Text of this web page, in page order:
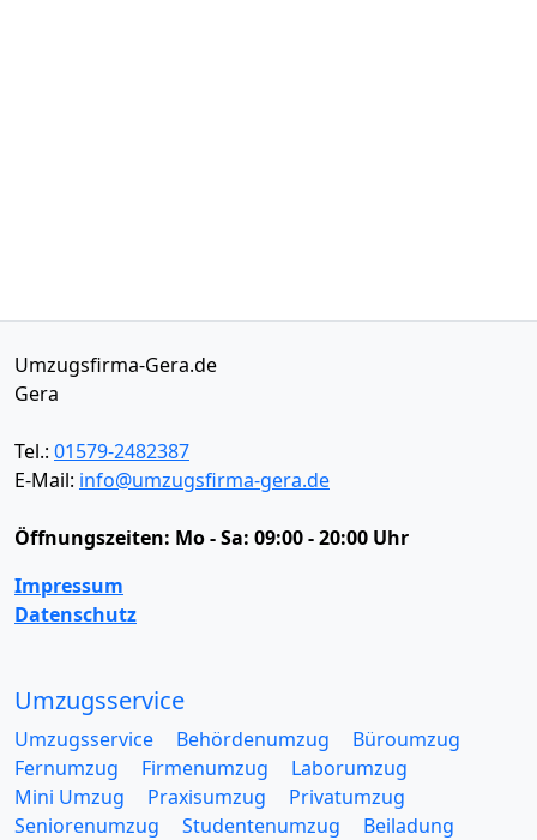
Umzugsfirma-Gera.de
Gera
Tel.: 01579-2482387
E-Mail: info@umzugsfirma-gera.de
Öffnungszeiten: Mo - Sa: 09:00 - 20:00 Uhr
Impressum
Datenschutz
Umzugsservice
Umzugsservice Behördenumzug
Büroumzug
Fernumzug
Firmenumzug
Laborumzug
Mini Umzug
Praxisumzug
Privatumzug
Seniorenumzug
Studentenumzug
Beiladung